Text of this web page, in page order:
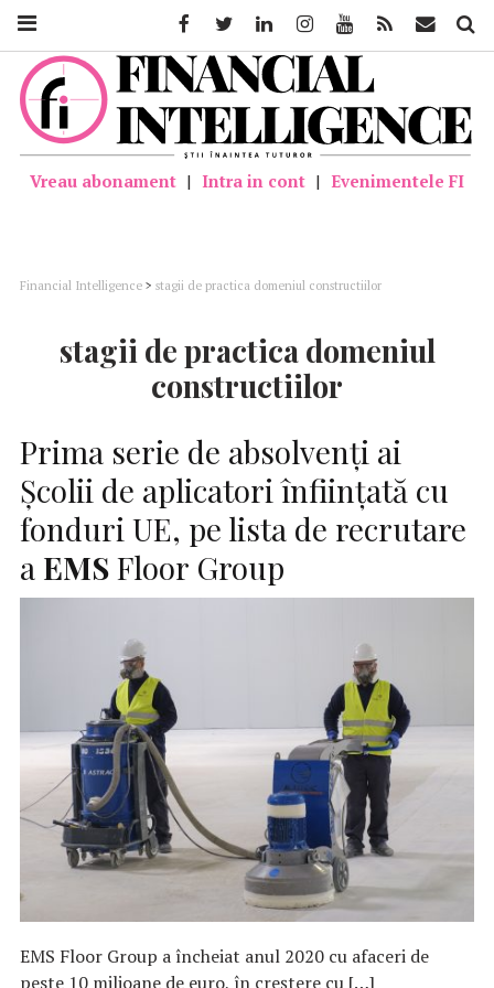
Vreau abonament | Intra in cont | Evenimentele FI
Financial Intelligence > stagii de practica domeniul constructiilor
stagii de practica domeniul
constructiilor
Prima serie de absolvenți ai
Școlii de aplicatori înființată cu
fonduri UE, pe lista de recrutare
a EMSFloor Group
EMS Floor Group a încheiat anul 2020 cu afaceri de
peste 10 milioane de euro, în creștere cu […]
FacebookTwitter LinkedinInstagramYoutube Feed Mail